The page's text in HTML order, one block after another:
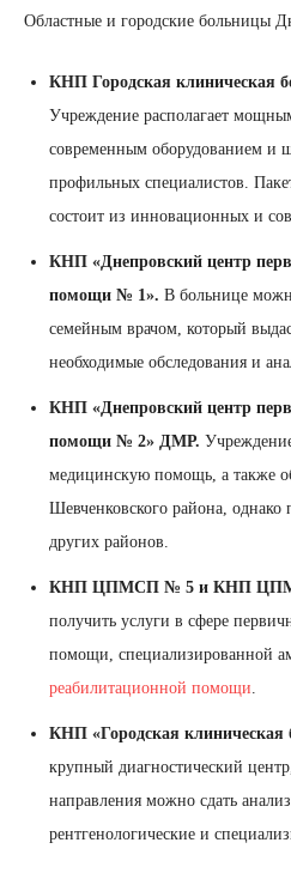
Областные и городские больницы
КНП Городская клиническая
Учреждение располагает
современным оборудованием и
профильных специалистов.
состоит из инновационных и
КНП «Днепровский центр
помощи № 1». В больнице
семейным врачом, который
необходимые обследования и
КНП «Днепровский центр
помощи № 2» ДМР.
медицинскую помощь, а также
Шевченковского района,
других районов.
КНП ЦПМСП № 5 и КНП
получить услуги в сфере
помощи, специализированной
реабилитационной помощи.
КНП «Городская
крупный диагностический
направления можно сдать
рентгенологические и